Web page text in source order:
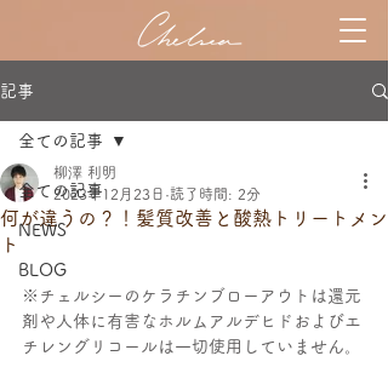
記事
全ての記事
NEWS
BLOG
全ての記事
何が違うの？！髪質改善と酸熱トリートメン
ト
柳澤 利明
2023年12月23日 読了時間: 2分
※チェルシーのケラチンブローアウトは還元
剤や人体に有害なホルムアルデヒドおよびエ
チレングリコールは一切使用していません。